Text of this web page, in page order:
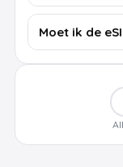
Moet ik de